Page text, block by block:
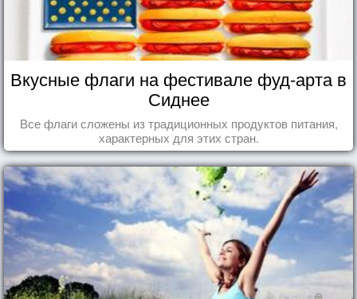
Вкусные флаги на фестивале фуд-арта в
Сиднее
Все флаги сложены из традиционных продуктов питания,
характерных для этих стран.